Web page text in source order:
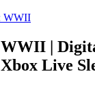
WWII
|
Live